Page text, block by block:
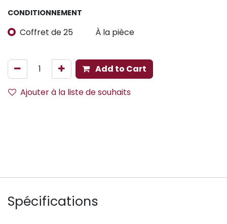
CONDITIONNEMENT
Coffret de 25 À la pièce
Add to Cart
Ajouter à la liste de souhaits
Spécifications